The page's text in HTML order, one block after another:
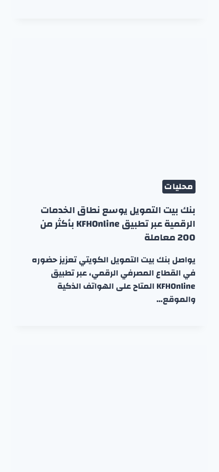
محليات
بنك بيت التمويل يوسع نطاق الخدمات
الرقمية عبر تطبيق KFHOnline بأكثر من
200 معاملة
يواصل بنك بيت التمويل الكويتي تعزيز حضوره
في القطاع المصرفي الرقمي، عبر تطبيق
KFHOnline المتاح على الهواتف الذكية
والموقع…